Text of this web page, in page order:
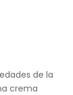
de la
crema